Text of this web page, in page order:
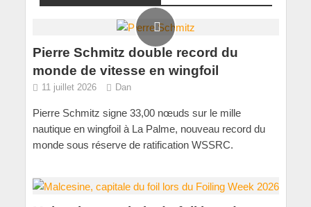
Pierre Schmitz double record du
monde de vitesse en wingfoil
11 juillet 2026 Dan
Pierre Schmitz signe 33,00 nœuds sur le mille
nautique en wingfoil à La Palme, nouveau record du
monde sous réserve de ratification WSSRC.